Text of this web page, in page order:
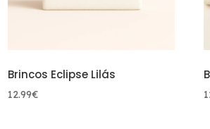
Brincos Eclipse Lilás
12.99€